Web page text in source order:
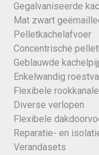
Gegalvaniseerde
Mat zwart
Pelletkachelafvoer
Concentrische
Geblauwde
Enkelwandig
Flexibele
Diverse verlopen
Flexibele
Reparatie- en
Verandasets